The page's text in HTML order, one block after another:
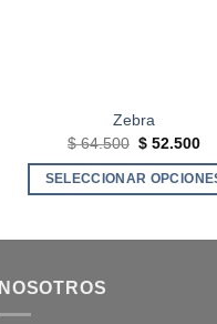
Zebra
$64.500 El
original
era:
$ 52.500El
SELECCIONAR
NOSOTROS